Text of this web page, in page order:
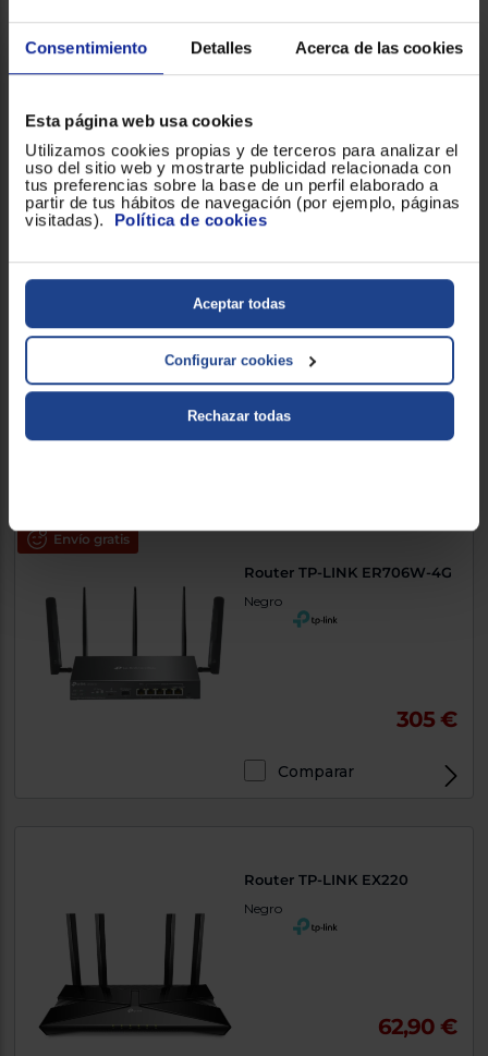
Consentimiento Detalles Acerca de las cookies
Esta página web usa cookies
Utilizamos cookies propias y de terceros para analizar el
uso del sitio web y mostrarte publicidad relacionada con
tus preferencias sobre la base de un perfil elaborado a
partir de tus hábitos de navegación (por ejemplo, páginas
visitadas). Política de cookies
Aceptar todas
Configurar cookies
Rechazar todas
(6)
Comparar
Envío gratis
Exclusivo Web
Router TP-LINK ARCHER
BE550
Negro
Envío gratis
Router TP-LINK ER706W-4G
Negro
305 €
Comparar
Router TP-LINK EX220
Negro
62,90 €